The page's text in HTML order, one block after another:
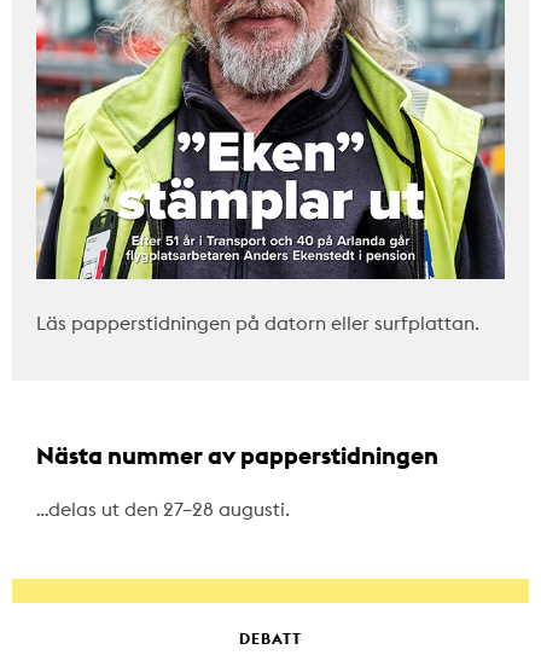
Läs papperstidningen på datorn eller surfplattan.
Nästa nummer av papperstidningen
…delas ut den 27–28 augusti.
DEBATT